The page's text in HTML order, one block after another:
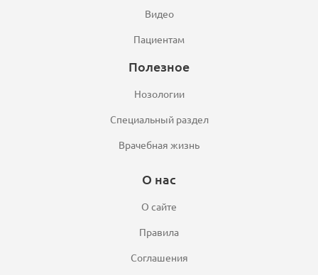
Видео
Пациентам
Полезное
Нозологии
Специальный раздел
Врачебная жизнь
О нас
О сайте
Правила
Соглашения